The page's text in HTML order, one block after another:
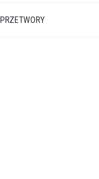
PRZETWORY